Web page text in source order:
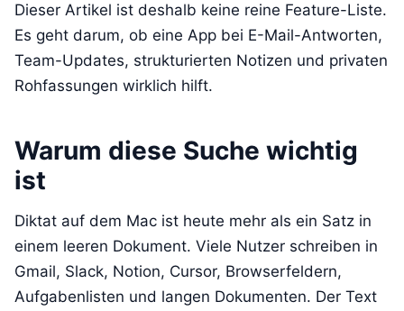
Dieser Artikel ist deshalb keine reine Feature-Liste.
Es geht darum, ob eine App bei E-Mail-Antworten,
Team-Updates, strukturierten Notizen und privaten
Rohfassungen wirklich hilft.
Warum diese Suche wichtig
ist
Diktat auf dem Mac ist heute mehr als ein Satz in
einem leeren Dokument. Viele Nutzer schreiben in
Gmail, Slack, Notion, Cursor, Browserfeldern,
Aufgabenlisten und langen Dokumenten. Der Text